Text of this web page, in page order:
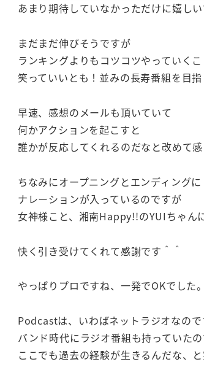
あまり期待していなかっただけに嬉しい
まだまだ伸びそうですが
ランキングよりもコツコツやっていく
笑っていいとも！並みの長寿番組を目指
早速、感想のメールも頂いていて
何かアクションを起こすと
誰かが反応してくれるのだなと改めて感
ちなみにオープニングとエンディングに
ナレーションが入っているのですが
女神様こと、湘南Happy!!のYUIちゃん
快く引き受けてくれて感謝です＾＾
やっぱりプロですね、一発でOKでした。
Podcastは、いわばネットラジオなので
バンド時代にラジオ番組も持っていた
ここでも過去の経験が生きるんだな、と